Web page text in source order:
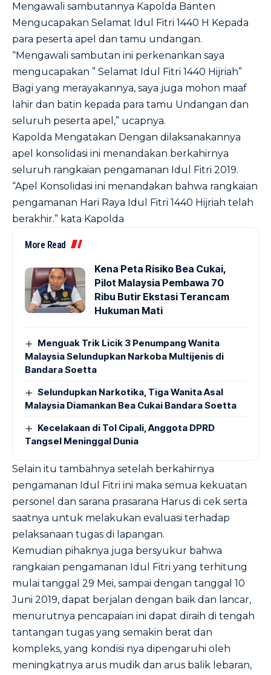
Mengawali sambutannya Kapolda Banten
Mengucapakan Selamat Idul Fitri 1440 H Kepada
para peserta apel dan tamu undangan.
“Mengawali sambutan ini perkenankan saya
mengucapakan ” Selamat Idul Fitri 1440 Hijriah”
Bagi yang merayakannya, saya juga mohon maaf
lahir dan batin kepada para tamu Undangan dan
seluruh peserta apel,” ucapnya.
Kapolda Mengatakan Dengan dilaksanakannya
apel konsolidasi ini menandakan berkahirnya
seluruh rangkaian pengamanan Idul Fitri 2019.
“Apel Konsolidasi ini menandakan bahwa rangkaian
pengamanan Hari Raya Idul Fitri 1440 Hijriah telah
berakhir.” kata Kapolda
More Read
Kena Peta Risiko Bea Cukai,
Pilot Malaysia Pembawa 70
Ribu Butir Ekstasi Terancam
Hukuman Mati
Menguak Trik Licik 3 Penumpang Wanita
Malaysia Selundupkan Narkoba Multijenis di
Bandara Soetta
Selundupkan Narkotika, Tiga Wanita Asal
Malaysia Diamankan Bea Cukai Bandara Soetta
Kecelakaan di Tol Cipali, Anggota DPRD
Tangsel Meninggal Dunia
Selain itu tambahnya setelah berkahirnya
pengamanan Idul Fitri ini maka semua kekuatan
personel dan sarana prasarana Harus di cek serta
saatnya untuk melakukan evaluasi terhadap
pelaksanaan tugas di lapangan.
Kemudian pihaknya juga bersyukur bahwa
rangkaian pengamanan Idul Fitri yang terhitung
mulai tanggal 29 Mei, sampai dengan tanggal 10
Juni 2019, dapat berjalan dengan baik dan lancar,
menurutnya pencapaian ini dapat diraih di tengah
tantangan tugas yang semakin berat dan
kompleks, yang kondisi nya dipengaruhi oleh
meningkatnya arus mudik dan arus balik lebaran,